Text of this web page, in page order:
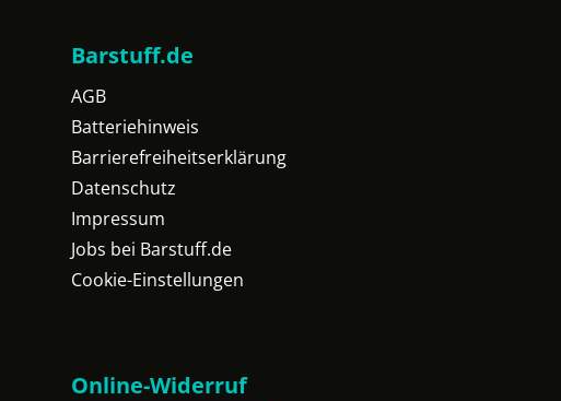
Barstuff.de
AGB
Batteriehinweis
Barrierefreiheitserklärung
Datenschutz
Impressum
Jobs bei Barstuff.de
Cookie-Einstellungen
Online-Widerruf